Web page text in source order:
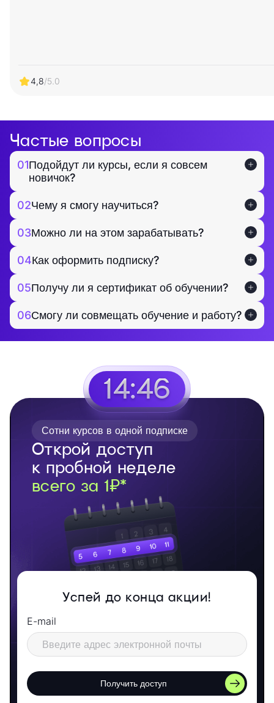
4,8/5.0
Частые вопросы
01Подойдут ли курсы, если я совсем
новичок?
02Чему я смогу научиться?
03Можно ли на этом зарабатывать?
04Как оформить подписку?
05Получу ли я сертификат об обучении?
06Смогу ли совмещать обучение и работу?
14:45
Открой доступ
к пробной неделе
всего за 1₽*
Сотни курсов в одной подписке
Успей до конца акции!
E-mail
Получить доступ